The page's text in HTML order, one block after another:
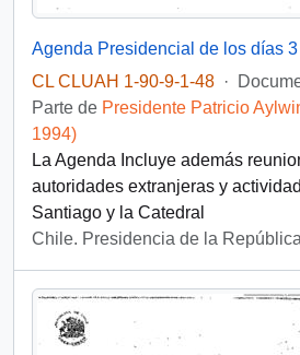
CL CLUAH 1-90-9-1-48 ·
Parte de Presidente Patricio
1994)
La Agenda Incluye además
autoridades extranjeras y
Santiago y la Catedral
Chile. Presidencia de la República